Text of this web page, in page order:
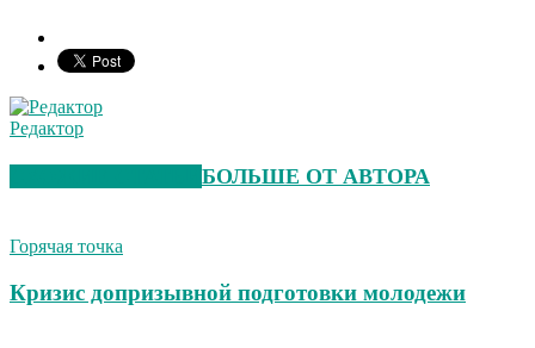
Редактор
БОЛЬШЕ ОТ АВТОРА
Горячая точка
Кризис допризывной подготовки молодежи